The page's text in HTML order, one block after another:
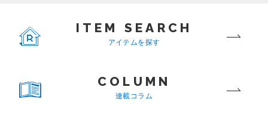
ITEM SEARCH
アイテムを探す
COLUMN
連載コラム